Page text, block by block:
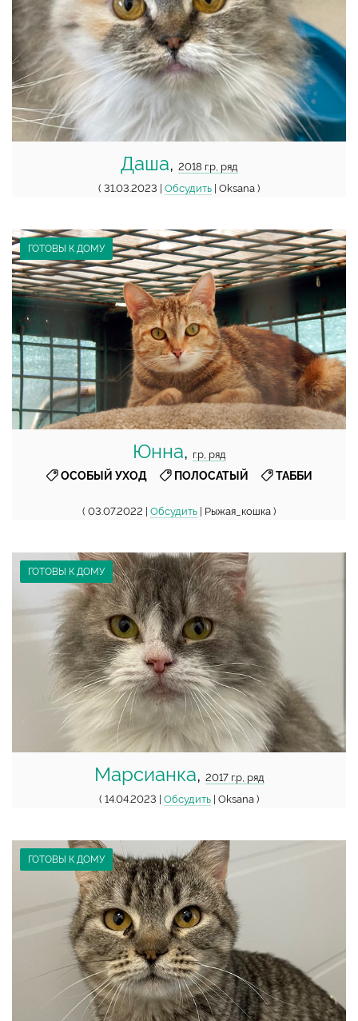
Даша, 2018 г.р, ряд
( 31.03.2023 | Обсудить | Oksana )
ГОТОВЫ К ДОМУ
Юнна, г.р, ряд
ОСОБЫЙ УХОД, ПОЛОСАТЫЙ ТАББИ
( 03.07.2022 | Обсудить | Рыжая_кошка )
ГОТОВЫ К ДОМУ
Марсианка, 2017 г.р, ряд
( 14.04.2023 | Обсудить | Oksana )
ГОТОВЫ К ДОМУ